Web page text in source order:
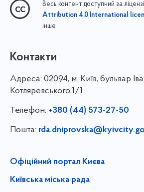
Весь контент доступний за
Attribution 4.0 International
інше
Контакти
Адреса: 02094, м. Київ, бульвар
Котляревського,1/1
Телефон: +380 (44) 573-27-50
Пошта:
Офіційний портал Києва
Київська міська рада